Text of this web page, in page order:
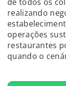
realizando
operações
restaurantes
quando o